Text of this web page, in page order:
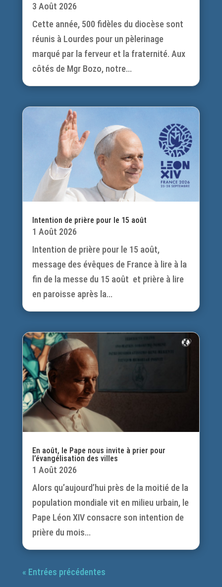
3 Août 2026
Cette année, 500 fidèles du diocèse sont
réunis à Lourdes pour un pèlerinage
marqué par la ferveur et la fraternité. Aux
côtés de Mgr Bozo, notre...
Intention de prière pour le 15 août
1 Août 2026
Intention de prière pour le 15 août,
message des évêques de France à lire à la
fin de la messe du 15 août et prière à lire
en paroisse après la...
En août, le Pape nous invite à prier pour
l’évangélisation des villes
1 Août 2026
Alors qu’aujourd’hui près de la moitié de la
population mondiale vit en milieu urbain, le
Pape Léon XIV consacre son intention de
prière du mois...
« Entrées précédentes